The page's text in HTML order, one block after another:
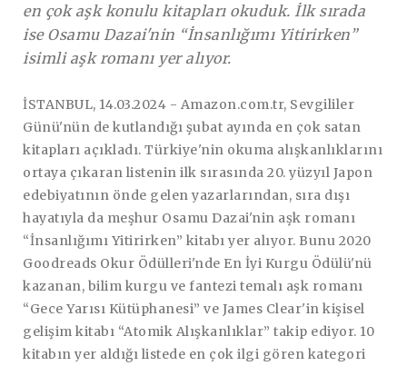
en çok aşk konulu kitapları okuduk. İlk sırada
ise Osamu Dazai'nin “İnsanlığımı Yitirirken”
isimli aşk romanı yer alıyor.
İSTANBUL, 14.03.2024 - Amazon.com.tr, Sevgililer
Günü'nün de kutlandığı şubat ayında en çok satan
kitapları açıkladı. Türkiye'nin okuma alışkanlıklarını
ortaya çıkaran listenin ilk sırasında 20. yüzyıl Japon
edebiyatının önde gelen yazarlarından, sıra dışı
hayatıyla da meşhur Osamu Dazai'nin aşk romanı
“İnsanlığımı Yitirirken” kitabı yer alıyor. Bunu 2020
Goodreads Okur Ödülleri'nde En İyi Kurgu Ödülü'nü
kazanan, bilim kurgu ve fantezi temalı aşk romanı
“Gece Yarısı Kütüphanesi” ve James Clear'in kişisel
gelişim kitabı “Atomik Alışkanlıklar” takip ediyor. 10
kitabın yer aldığı listede en çok ilgi gören kategori